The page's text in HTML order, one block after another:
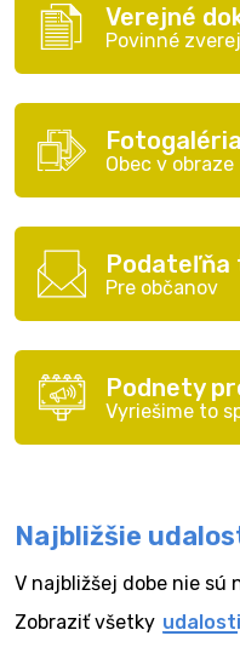
Verejné
Povinné
Fotogaléria
Obec v obraze
Podateľňa
Pre občanov
Podnety
Vyriešime to
Najbližšie
V najbližšej dobe nie sú
Zobraziť všetky udalosti